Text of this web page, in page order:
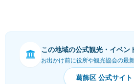
この地域の公式観光・イベン
お出かけ前に役所や観光協会の最
葛飾区 公式サイト